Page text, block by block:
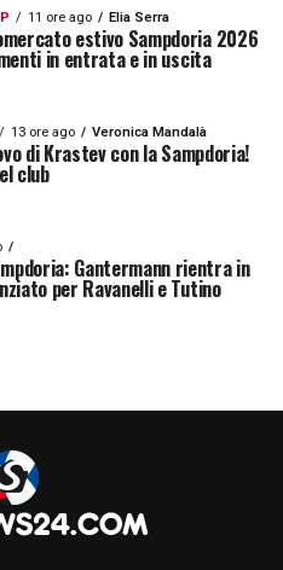
11 ore ago Elia Serra
estivo Sampdoria 2026
in entrata e in uscita
13 ore ago Veronica Mandalà
di Krastev con la Sampdoria!
club
Gantermann rientra in
per Ravanelli e Tutino